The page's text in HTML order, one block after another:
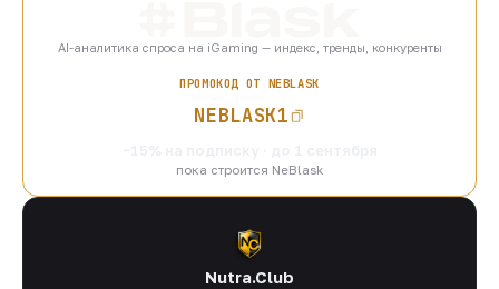
AI-аналитика спроса на iGaming — индекс, тренды, конкуренты
ПРОМОКОД ОТ NEBLASK
NEBLASK1
пока строится NeBlask
Nutra.Club